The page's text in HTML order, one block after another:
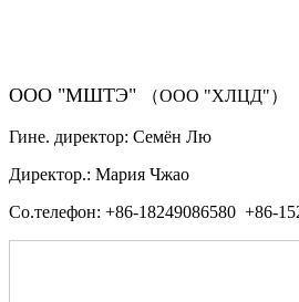
ООО "МШТЭ" （ООО "ХЛЦД"）
Гине. директор: Семён Лю
Директор.: Мария Чжао
Со.телефон: +86-18249086580 +86-